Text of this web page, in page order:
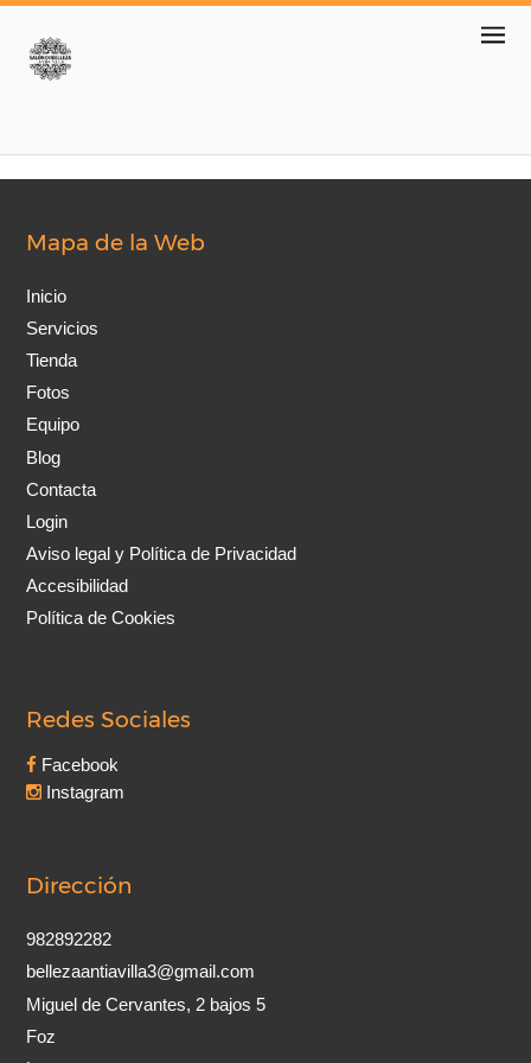
Mapa de la Web
Inicio
Servicios
Tienda
Fotos
Equipo
Blog
Contacta
Login
Aviso legal y Política de Privacidad
Accesibilidad
Política de Cookies
Redes Sociales
Facebook
Instagram
Dirección
982892282
bellezaantiavilla3@gmail.com
Miguel de Cervantes, 2 bajos 5
Foz